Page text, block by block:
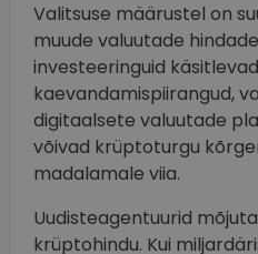
Valitsuse määrustel on
muude valuutade
investeeringuid
kaevandamispiirangud,
digitaalsete valuutade
võivad krüptoturgu
madalamale viia.
Uudisteagentuurid
krüptohindu. Kui